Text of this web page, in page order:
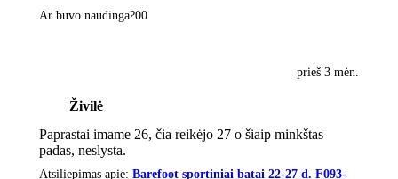
Ar buvo naudinga?00
prieš 3 mėn.
Živilė
Paprastai imame 26, čia reikėjo 27 o šiaip minkštas
padas, neslysta.
Atsiliepimas apie: Barefoot sportiniai batai 22-27 d. F093-